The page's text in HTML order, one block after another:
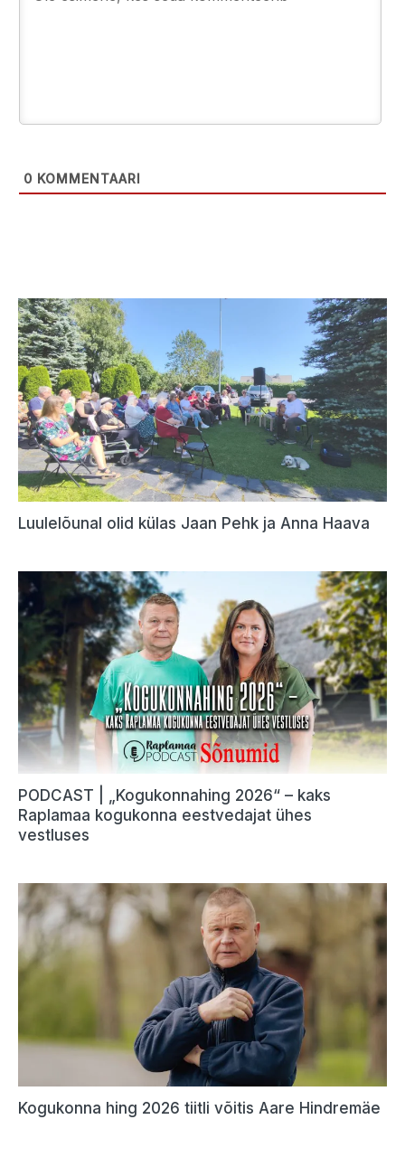
0 KOMMENTAARI
Luulelõunal olid külas Jaan Pehk ja Anna Haava
PODCAST | „Kogukonnahing 2026“ – kaks
Raplamaa kogukonna eestvedajat ühes
vestluses
Kogukonna hing 2026 tiitli võitis Aare Hindremäe